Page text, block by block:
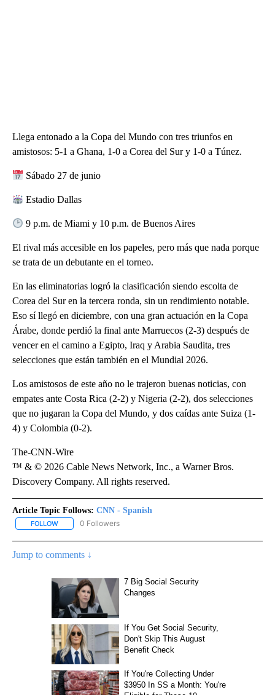
Llega entonado a la Copa del Mundo con tres triunfos en
amistosos: 5-1 a Ghana, 1-0 a Corea del Sur y 1-0 a Túnez.
Sábado 27 de junio
Estadio Dallas
9 p.m. de Miami y 10 p.m. de Buenos Aires
El rival más accesible en los papeles, pero más que nada porque
se trata de un debutante en el torneo.
En las eliminatorias logró la clasificación siendo escolta de
Corea del Sur en la tercera ronda, sin un rendimiento notable.
Eso sí llegó en diciembre, con una gran actuación en la Copa
Árabe, donde perdió la final ante Marruecos (2-3) después de
vencer en el camino a Egipto, Iraq y Arabia Saudita, tres
selecciones que están también en el Mundial 2026.
Los amistosos de este año no le trajeron buenas noticias, con
empates ante Costa Rica (2-2) y Nigeria (2-2), dos selecciones
que no jugaran la Copa del Mundo, y dos caídas ante Suiza (1-
4) y Colombia (0-2).
The-CNN-Wire
™ & © 2026 Cable News Network, Inc., a Warner Bros.
Discovery Company. All rights reserved.
Article Topic Follows: CNN - Spanish
FOLLOW FOLLOW "CNN - SPANISH" TO RECEIVE NOTIFICATIONS ABOUT
0 Followers
Jump to comments ↓